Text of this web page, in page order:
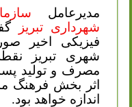
مدیرعامل
شهرداری تبریز
فیزیکی اخیر
شهری تبریز
مصرف و تولید
اثر بخش فرهنگ
اندازه خواهد بود.